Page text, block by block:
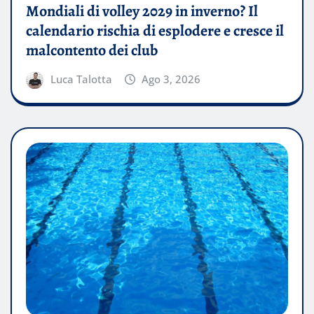
Mondiali di volley 2029 in inverno? Il
calendario rischia di esplodere e cresce il
malcontento dei club
Luca Talotta Ago 3, 2026